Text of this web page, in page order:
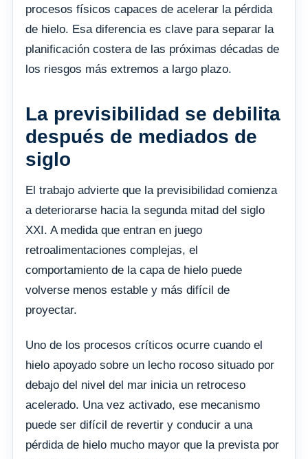
procesos físicos capaces de acelerar la pérdida
de hielo. Esa diferencia es clave para separar la
planificación costera de las próximas décadas de
los riesgos más extremos a largo plazo.
La previsibilidad se debilita
después de mediados de
siglo
El trabajo advierte que la previsibilidad comienza
a deteriorarse hacia la segunda mitad del siglo
XXI. A medida que entran en juego
retroalimentaciones complejas, el
comportamiento de la capa de hielo puede
volverse menos estable y más difícil de
proyectar.
Uno de los procesos críticos ocurre cuando el
hielo apoyado sobre un lecho rocoso situado por
debajo del nivel del mar inicia un retroceso
acelerado. Una vez activado, ese mecanismo
puede ser difícil de revertir y conducir a una
pérdida de hielo mucho mayor que la prevista por